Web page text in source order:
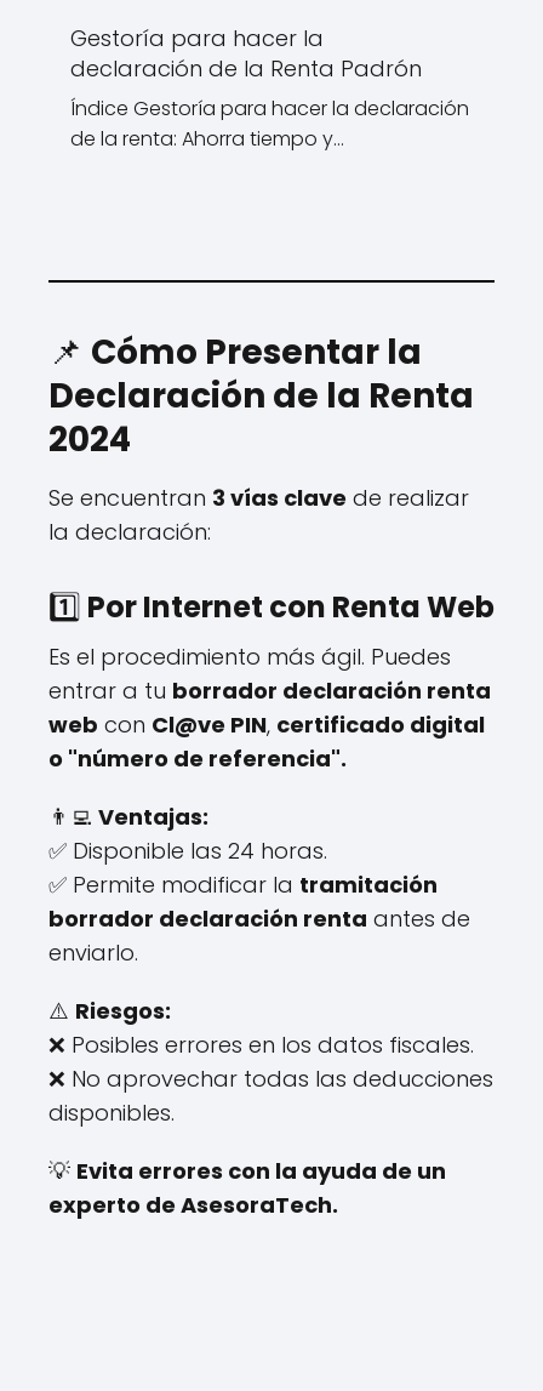
Gestoría para hacer la
declaración de la Renta Padrón
Índice Gestoría para hacer la declaración
de la renta: Ahorra tiempo y…
📌 Cómo Presentar la
Declaración de la Renta
2024
Se encuentran 3 vías clave de realizar
la declaración:
1️⃣ Por Internet con Renta Web
Es el procedimiento más ágil. Puedes
entrar a tu borrador declaración renta
web con Cl@ve PIN, certificado digital
o "número de referencia".
👨‍💻 Ventajas:
✅ Disponible las 24 horas.
✅ Permite modificar la tramitación
borrador declaración renta antes de
enviarlo.
⚠️ Riesgos:
❌ Posibles errores en los datos fiscales.
❌ No aprovechar todas las deducciones
disponibles.
💡 Evita errores con la ayuda de un
experto de AsesoraTech.